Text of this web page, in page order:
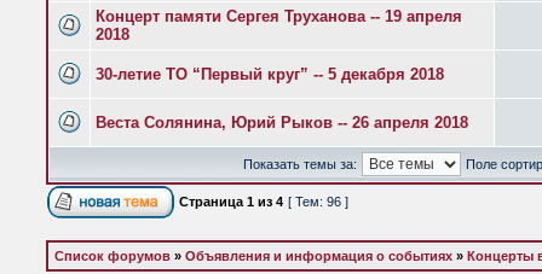
Концерт памяти Сергея Труханова -- 19 апреля
2018
30-летие ТО “Первый круг” -- 5 декабря 2018
Веста Солянина, Юрий Рыков -- 26 апреля 2018
Показать темы за: Поле
Страница 1 из 4 [ Тем: 96 ]
Список форумов » Объявления и информация о событиях » Концерты